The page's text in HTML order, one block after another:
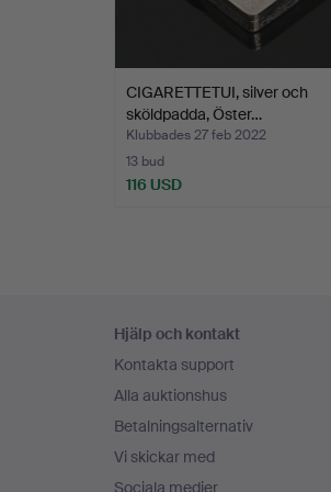
CIGARETTETUI, silver och
sköldpadda, Öster…
Klubbades 27 feb 2022
13 bud
116 USD
Hjälp och kontakt
Kontakta support
Alla auktionshus
Betalningsalternativ
Vi skickar med